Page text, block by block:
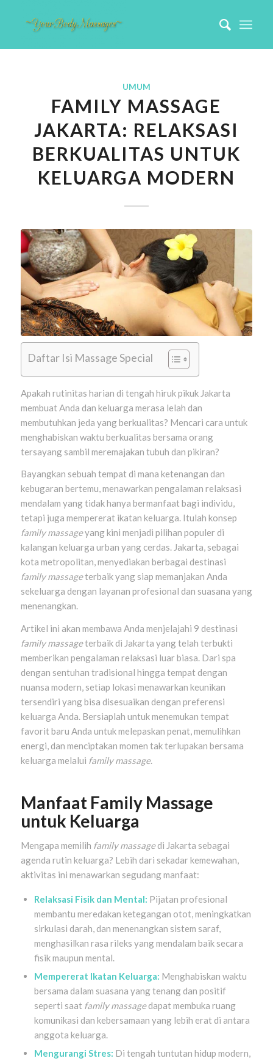
UMUM
FAMILY MASSAGE
JAKARTA: RELAKSASI
BERKUALITAS UNTUK
KELUARGA MODERN
Daftar Isi Massage Special
Apakah rutinitas harian di tengah hiruk pikuk Jakarta
membuat Anda dan keluarga merasa lelah dan
membutuhkan jeda yang berkualitas? Mencari cara untuk
menghabiskan waktu berkualitas bersama orang
tersayang sambil meremajakan tubuh dan pikiran?
Bayangkan sebuah tempat di mana ketenangan dan
kebugaran bertemu, menawarkan pengalaman relaksasi
mendalam yang tidak hanya bermanfaat bagi individu,
tetapi juga mempererat ikatan keluarga. Itulah konsep
family massageyang kini menjadi pilihan populer di
kalangan keluarga urban yang cerdas. Jakarta, sebagai
kota metropolitan, menyediakan berbagai destinasi
family massageterbaik yang siap memanjakan Anda
sekeluarga dengan layanan profesional dan suasana yang
menenangkan.
Artikel ini akan membawa Anda menjelajahi 9 destinasi
family massageterbaik di Jakarta yang telah terbukti
memberikan pengalaman relaksasi luar biasa. Dari spa
dengan sentuhan tradisional hingga tempat dengan
nuansa modern, setiap lokasi menawarkan keunikan
tersendiri yang bisa disesuaikan dengan preferensi
keluarga Anda. Bersiaplah untuk menemukan tempat
favorit baru Anda untuk melepaskan penat, memulihkan
energi, dan menciptakan momen tak terlupakan bersama
keluarga melalui family massage.
Manfaat Family Massage
untuk Keluarga
Mengapa memilih family massagedi Jakarta sebagai
agenda rutin keluarga? Lebih dari sekadar kemewahan,
aktivitas ini menawarkan segudang manfaat:
Relaksasi Fisik dan Mental: Pijatan profesional
membantu meredakan ketegangan otot, meningkatkan
sirkulasi darah, dan menenangkan sistem saraf,
menghasilkan rasa rileks yang mendalam baik secara
fisik maupun mental.
Mempererat Ikatan Keluarga: Menghabiskan waktu
bersama dalam suasana yang tenang dan positif
seperti saat family massagedapat membuka ruang
komunikasi dan kebersamaan yang lebih erat di antara
anggota keluarga.
Mengurangi Stres: Di tengah tuntutan hidup modern,